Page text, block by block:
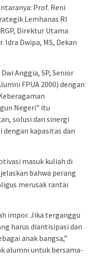
Prof. Reni
Lemhanas RI
Direktur Utama
Idra Dwipa, MS, Dekan
Anggia, SP, Senior
FPUA 2000) dengan
Negeri” itu
solusi dan sinergi
dengan kapasitas dan
masuk kuliah di
bahwa perang
merusak rantai
impor. Jika terganggu
harus diantisipasi dan
anak bangsa,”
alumni untuk bersama-